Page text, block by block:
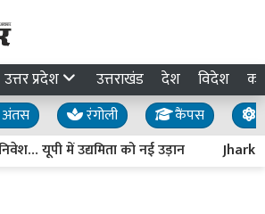
उत्तर प्रदेश उत्तराखंड देश विदेश
अंतस रंगोली कैंपस
यूपी में उद्यमिता को नई उड़ान